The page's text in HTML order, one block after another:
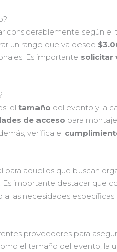
considerablemente según el
un rango que va desde
Es importante solicitar
eltamaño del evento y la
de acceso para
verifica el
aquellos que buscan
importante destacar que
las necesidades
proveedores para
el tamaño del evento, la